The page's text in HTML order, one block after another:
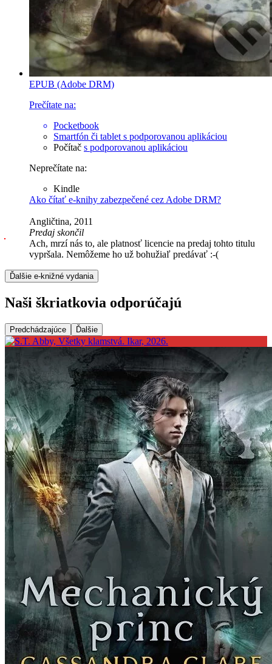
EPUB (Adobe DRM)
Prečítate na:
Pocketbook
Smartfón či tablet s podporovanou aplikáciou
Počítač s podporovanou aplikáciou
Neprečítate na:
Kindle
Ako čítať e-knihy zabezpečené cez Adobe DRM?
Angličtina, 2011
Predaj skončil
Ach, mrzí nás to, ale platnosť licencie na predaj tohto titulu
vypršala. Nemôžeme ho už bohužiaľ predávať :-(
Ďalšie e-knižné vydania
Naši škriatkovia odporúčajú
Predchádzajúce Ďalšie